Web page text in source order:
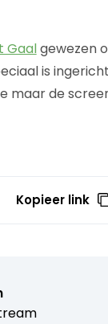
Gaalgewezen
is
maar de
Kopieer link